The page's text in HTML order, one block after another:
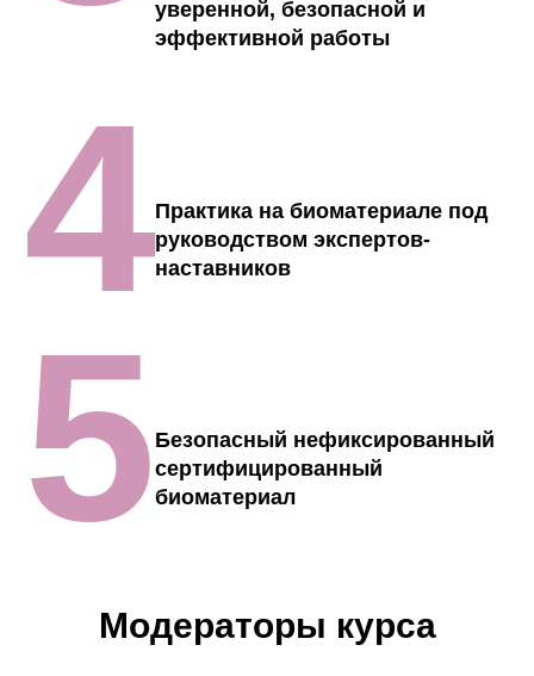
уверенной, безопасной и
эффективной работы
Практика на биоматериале под
руководством экспертов-
наставников
4
Безопасный нефиксированный
сертифицированный
биоматериал
5
Модераторы курса